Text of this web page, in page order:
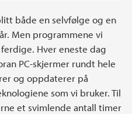
både en selvfølge og en
Men programmene vi
Hver eneste dag
PC-skjermer rundt hele
og oppdaterer på
som vi bruker. Til
et svimlende antall timer